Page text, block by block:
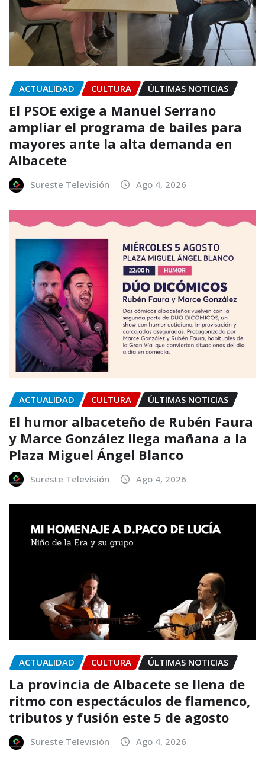
ACTUALIDAD CULTURA ÚLTIMAS NOTICIAS
El PSOE exige a Manuel Serrano
ampliar el programa de bailes para
mayores ante la alta demanda en
Albacete
Sureste Televisión Ago 4, 2026
ACTUALIDAD CULTURA ÚLTIMAS NOTICIAS
El humor albaceteño de Rubén Faura
y Marce González llega mañana a la
Plaza Miguel Ángel Blanco
Sureste Televisión Ago 4, 2026
ACTUALIDAD CULTURA ÚLTIMAS NOTICIAS
La provincia de Albacete se llena de
ritmo con espectáculos de flamenco,
tributos y fusión este 5 de agosto
Sureste Televisión Ago 4, 2026